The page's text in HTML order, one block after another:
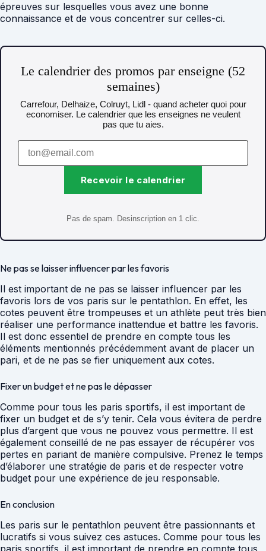
épreuves sur lesquelles vous avez une bonne
connaissance et de vous concentrer sur celles-ci.
Le calendrier des promos par enseigne (52
semaines)
Carrefour, Delhaize, Colruyt, Lidl - quand acheter quoi pour
economiser. Le calendrier que les enseignes ne veulent
pas que tu aies.
Recevoir le calendrier
Pas de spam. Desinscription en 1 clic.
Ne pas se laisser influencer par les favoris
Il est important de ne pas se laisser influencer par les
favoris lors de vos paris sur le pentathlon. En effet, les
cotes peuvent être trompeuses et un athlète peut très bien
réaliser une performance inattendue et battre les favoris.
Il est donc essentiel de prendre en compte tous les
éléments mentionnés précédemment avant de placer un
pari, et de ne pas se fier uniquement aux cotes.
Fixer un budget et ne pas le dépasser
Comme pour tous les paris sportifs, il est important de
fixer un budget et de s’y tenir. Cela vous évitera de perdre
plus d’argent que vous ne pouvez vous permettre. Il est
également conseillé de ne pas essayer de récupérer vos
pertes en pariant de manière compulsive. Prenez le temps
d’élaborer une stratégie de paris et de respecter votre
budget pour une expérience de jeu responsable.
En conclusion
Les paris sur le pentathlon peuvent être passionnants et
lucratifs si vous suivez ces astuces. Comme pour tous les
paris sportifs, il est important de prendre en compte tous